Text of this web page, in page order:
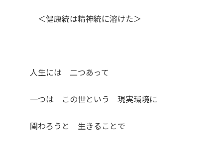
＜健康統は精神統に溶けた＞
人生には 二つあって
一つは この世という 現実環境に
関わろうと 生きることで